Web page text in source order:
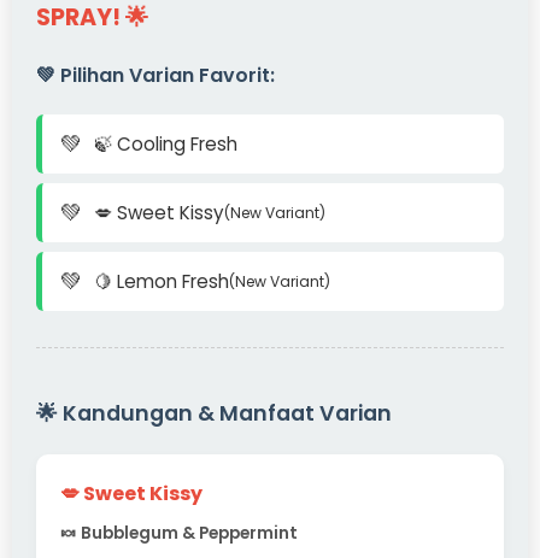
SPRAY! 🌟
💚 Pilihan Varian Favorit:
🍃 Cooling Fresh
💋 Sweet Kissy(New Variant)
🍋 Lemon Fresh(New Variant)
🌟 Kandungan & Manfaat Varian
💋 Sweet Kissy
🍬 Bubblegum & Peppermint